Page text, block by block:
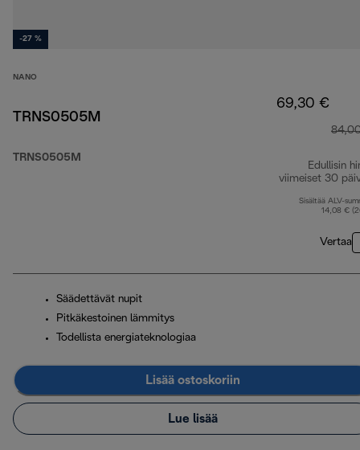
-27 %
NANO
TRNS0505M
TRNS0505M
69,30 €
Edullisin
viimeiset 30
Sisältää ALV-
14,08 €
Vertaa
Säädettävät nupit
Pitkäkestoinen lämmitys
Todellista energiateknologiaa
Lisää ostoskoriin
Lue lisää